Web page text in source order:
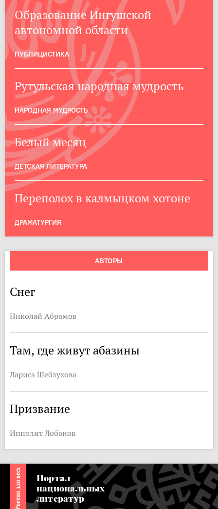
Образование Ингушской
автономной области
ПУБЛИЦИСТИКА
Рутульская народная мудрость
НАРОДНАЯ МУДРОСТЬ
Белый месяц
ДЕТСКАЯ ЛИТЕРАТУРА
Переполох в калмыцком хотоне
ДРАМАТУРГИЯ
АВТОРЫ
Снег
Николай Абрамов
Там, где живут абазины
Лариса Шебзухова
Призвание
Ипполит Лобанов
Портал
национальных
литератур